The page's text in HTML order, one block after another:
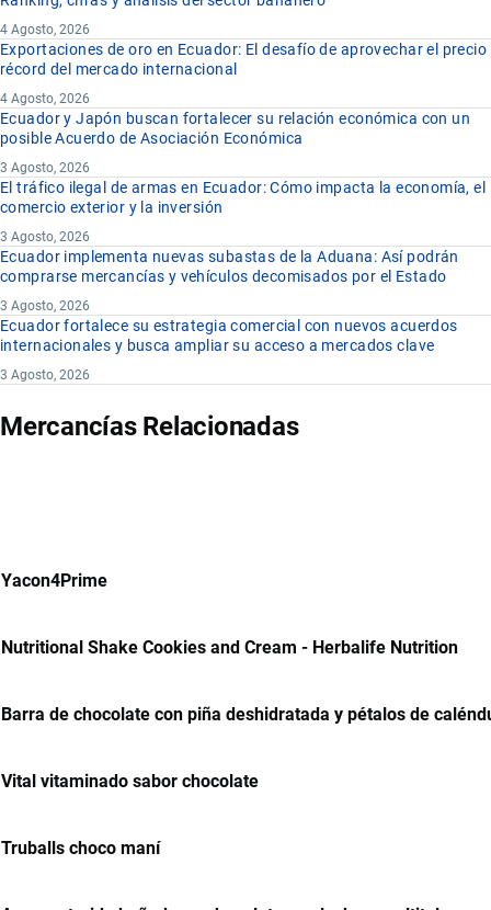
4 Agosto, 2026
Exportaciones de oro en Ecuador: El desafío de aprovechar el precio
récord del mercado internacional
4 Agosto, 2026
Ecuador y Japón buscan fortalecer su relación económica con un
posible Acuerdo de Asociación Económica
3 Agosto, 2026
El tráfico ilegal de armas en Ecuador: Cómo impacta la economía, el
comercio exterior y la inversión
3 Agosto, 2026
Ecuador implementa nuevas subastas de la Aduana: Así podrán
comprarse mercancías y vehículos decomisados por el Estado
3 Agosto, 2026
Ecuador fortalece su estrategia comercial con nuevos acuerdos
internacionales y busca ampliar su acceso a mercados clave
3 Agosto, 2026
Mercancías Relacionadas
Yacon4Prime
Nutritional Shake Cookies and Cream - Herbalife Nutrition
Barra de chocolate con piña deshidratada y pétalos de
Vital vitaminado sabor chocolate
Truballs choco maní